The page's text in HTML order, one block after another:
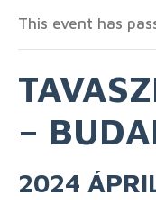
This event has
–
2024